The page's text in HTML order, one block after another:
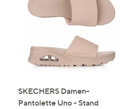
SKECHERS Damen-
Pantolette Uno - Stand